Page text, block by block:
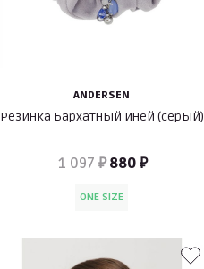
ANDERSEN
Резинка Бархатный иней (серый)
1 097 ₽880 ₽
ONE SIZE